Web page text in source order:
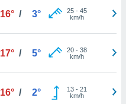
16° / 3° 25- 45
km/h
17° / 5° 20- 38
km/h
16° / 2° 13- 21
km/h